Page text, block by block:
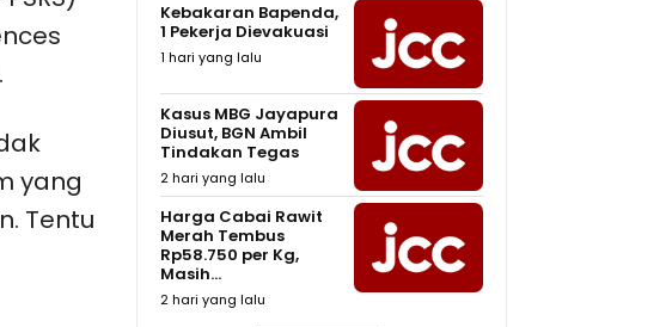
yang
Tentu
Kebakaran Bapenda,
1 Pekerja Dievakuasi
1 hari yang lalu
Kasus MBG Jayapura
Diusut, BGN Ambil
Tindakan Tegas
2 hari yang lalu
Harga Cabai Rawit
Merah Tembus
Rp58.750 per Kg,
Masih...
2 hari yang lalu